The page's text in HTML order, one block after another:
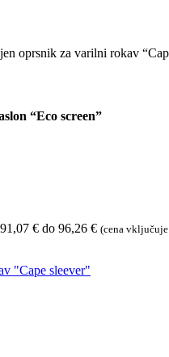
oprsnik za varilni rokav
“Eco screen”
€ do 96,26 € (cena